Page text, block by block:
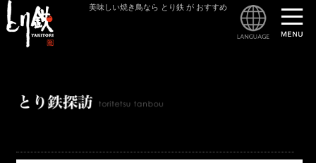
美味しい焼き鳥なら とり鉄 が おすすめ